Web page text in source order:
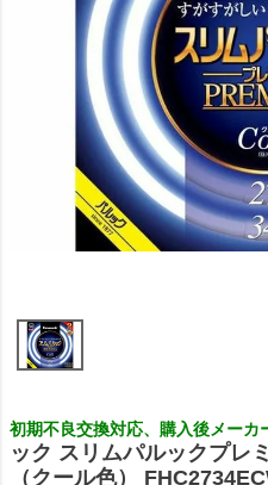
初期不良交換対応、購入後メーカ
ック スリムパルックプレ
（クール色）